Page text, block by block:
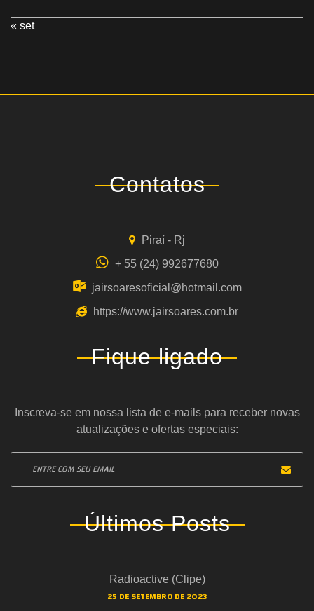
« set
Contatos
Piraí - Rj
+ 55 (24) 992677680
jairsoaresoficial@hotmail.com
https://www.jairsoares.com.br
Fique ligado
Inscreva-se em nossa lista de e-mails para receber novas
atualizações e ofertas especiais:
Últimos Posts
Radioactive (Clipe)
25 DE SETEMBRO DE 2023